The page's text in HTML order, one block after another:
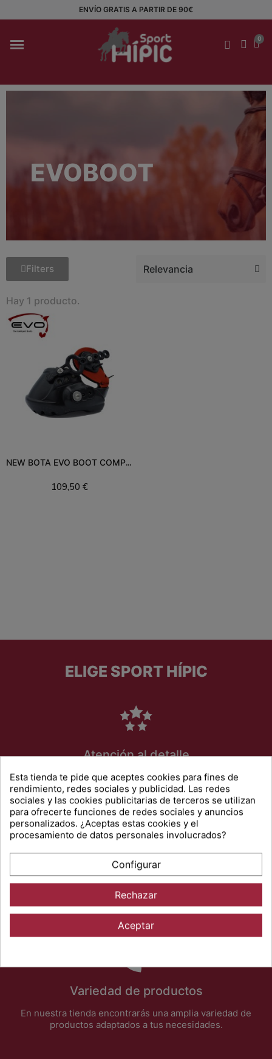
ENVÍO GRATIS A PARTIR DE 90€
EVOBOOT
Filters
Hay 1 producto.
NEW BOTA EVO BOOT COMPLETA
109,50 €
Añadir al carrito
ELIGE SPORT HÍPIC
Atención al detalle
En Sport Hípic nos gusta cuidar a nuestros clientes, y por
ello estaremos encantados de ayudarte a resolver todas tus
dudas.
100% Pago seguro
Dedicamos un gran esfuerzo en disponer de recursos con
los que garantizar la seguridad de tus compras y de tus
datos
Variedad de productos
En nuestra tienda encontrarás una amplia variedad de
productos adaptados a tus necesidades.
Esta tienda te pide que aceptes cookies para fines de
rendimiento, redes sociales y publicidad. Las redes
sociales y las cookies publicitarias de terceros se utilizan
para ofrecerte funciones de redes sociales y anuncios
personalizados. ¿Aceptas estas cookies y el
procesamiento de datos personales involucrados?
Configurar
Rechazar
Aceptar